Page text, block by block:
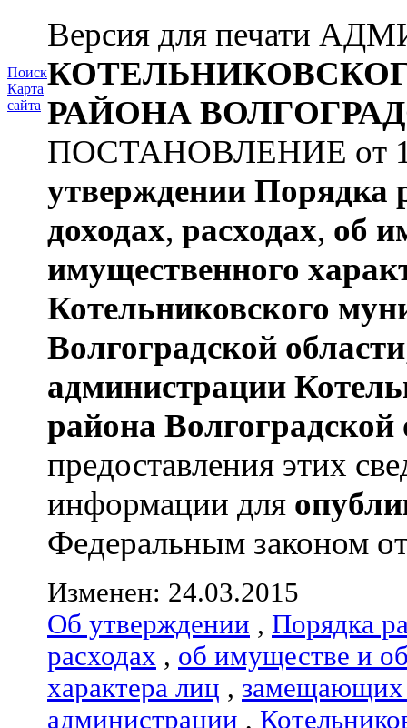
Поиск
Карта
сайта
Версия для печати
РАЙОНА
ПОСТАНОВЛЕНИЕ от
утверждении Порядка
доходах, расходах, об
имущественного
Котельниковского
Волгоградской области
администрации
района Волгоградской
предоставления этих
информации для
Федеральным законом
Изменен: 24.03.2015
Об утверждении , Порядка
расходах , об имуществе и
характера лиц , замещающих
администрации ,